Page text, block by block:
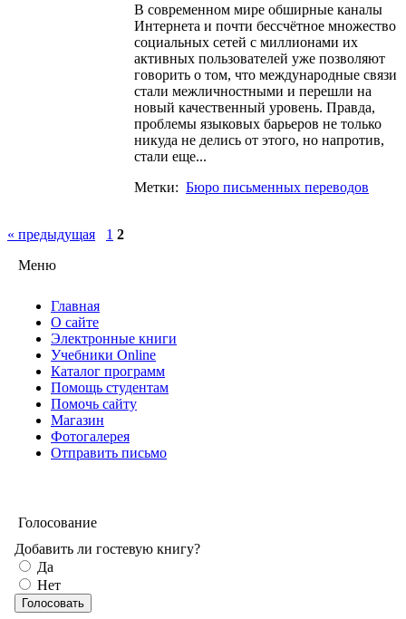
В современном мире обширные каналы
Интернета и почти бессчётное множество
социальных сетей с миллионами их
активных пользователей уже позволяют
говорить о том, что международные связи
стали межличностными и перешли на
новый качественный уровень. Правда,
проблемы языковых барьеров не только
никуда не делись от этого, но напротив,
стали еще...
Метки: Бюро письменных переводов
« предыдущая 1 2
Меню
Главная
О сайте
Электронные книги
Учебники Online
Каталог программ
Помощь студентам
Помочь сайту
Магазин
Фотогалерея
Отправить письмо
Голосование
Добавить ли гостевую книгу?
Да
Нет